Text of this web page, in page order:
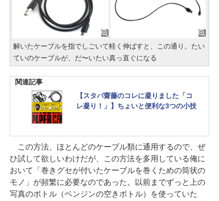
解いたケーブルを指でしごいて軽く伸ばすと、この通り。たい
ていのケーブルが、だ〜いたい真っ直ぐになる
関連記事
【スタパ齋藤のコレに凝りました「コ
レ凝り！」】ちょいと便利な3つの小技
この方法、ほとんどのケーブル類に通用するので、ぜ
ひ試して欲しいわけだが、この方法を多用している俺に
おいて「巻きグセが付いたケーブルを巻くための筒状の
モノ」が頻繁に必要なのであった。以前までずっと上の
写真のボトル（ベンジンの空きボトル）を使っていた